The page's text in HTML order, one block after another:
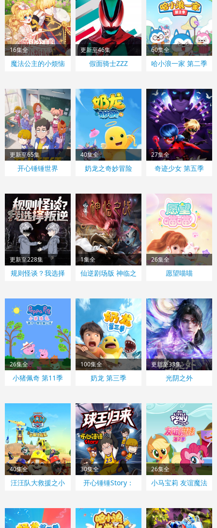
16集全
魔法公主的小烦恼
更新至46集
假面骑士ZZZ
60集全
哈小浪一家 第二季
更新至65集
开心锤锤世界
40集全
奶龙之奇妙冒险
27集全
奇迹少女 第五季
更新至228集
规则怪谈？我选择
1集全
仙逆剧场版 神临之
26集全
愿望喵喵
26集全
小猪佩奇 第11季
100集全
奶龙 第三季
更新至33集
光阴之外
40集全
汪汪队大救援之小
30集全
开心锤锤Story：
26集全
小马宝莉 友谊魔法